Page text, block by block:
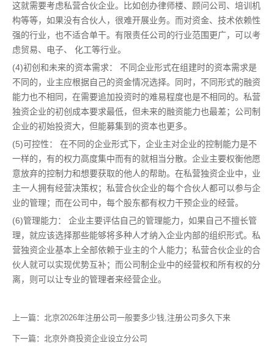
这就需要考虑私营合伙企业。比如创办律师楼、顾问公司、培训机
构等等，如果没有合伙人，很难开展业务。而对资金、技术依赖性
强的行业，也不适合单干。有限责任公司的行业范围更广，可以考
虑贸易、电子、 化工等行业。
(4)初创和未来的资本需求： 不同企业形式在组建时的资本需求是
不同的，业主应根据自己的资金情况选择。同时，不同形式的融资
能力也不相同，在需要追加投资时的难易程度也是不相同的。私营
独资企业的初创成本要求最低，但未来的融资能力也最差；公司制
企业的初始投资大，但能募集到的资本也更多。
(5)可控性： 在不同的企业形式下，企业主对企业的控制能力是不
一样的，有的权力高度集中而有的就相当分散。企业主要权衡他愿
意放弃的控制力和想要获取的他人的帮助。在私营独资企业中，业
主一人拥有经营决策权；私营合伙企业的每个合伙人都可以参与企
业的管理；而在公司中，每个股东都有权力干预企业的经营。
(6)管理能力： 企业主要评估自己的管理能力，如果自己不擅长管
理，就应该选择那些能够将多种人才纳入企业内部的组织形式。私
营独资企业基本上全部依赖于业主的个人能力；私营合伙企业的合
伙人就可以实现优势互补；而公司制企业中的经营权和所有权的分
离，则可以让专业的管理者来经营企业。
上一篇： 北京2026年注册公司一般要多少钱,注册公司多久下来
下一篇： 北京外商投资企业设立分公司